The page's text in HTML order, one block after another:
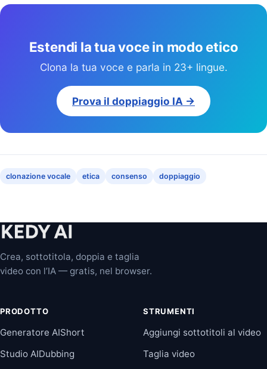
Estendi la tua voce in modo etico
Clona la tua voce e parla in 23+ lingue.
Prova il doppiaggio IA →
clonazione vocale etica consenso doppiaggio
Crea, sottotitola, doppia e taglia
video con l’IA — gratis, nel browser.
PRODOTTO
Generatore AIShort
Studio AIDubbing
STRUMENTI
Aggiungi sottotitoli al video
Taglia video